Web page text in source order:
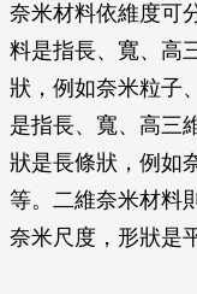
奈米材料依維度可
料是指長、寬、高
狀，例如奈米粒子
是指長、寬、高三
狀是長條狀，例如
等。二維奈米材料
奈米尺度，形狀是